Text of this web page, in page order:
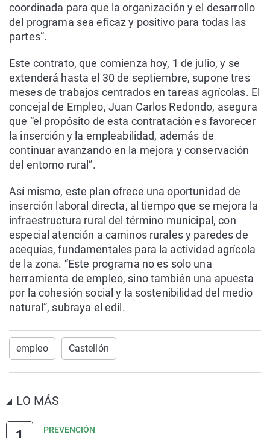
coordinada para que la organización y el desarrollo
del programa sea eficaz y positivo para todas las
partes”.
Este contrato, que comienza hoy, 1 de julio, y se
extenderá hasta el 30 de septiembre, supone tres
meses de trabajos centrados en tareas agrícolas. El
concejal de Empleo, Juan Carlos Redondo, asegura
que “el propósito de esta contratación es favorecer
la inserción y la empleabilidad, además de
continuar avanzando en la mejora y conservación
del entorno rural”.
Así mismo, este plan ofrece una oportunidad de
inserción laboral directa, al tiempo que se mejora la
infraestructura rural del término municipal, con
especial atención a caminos rurales y paredes de
acequias, fundamentales para la actividad agrícola
de la zona. “Este programa no es solo una
herramienta de empleo, sino también una apuesta
por la cohesión social y la sostenibilidad del medio
natural”, subraya el edil.
empleo Castellón
LO MÁS
PREVENCIÓN